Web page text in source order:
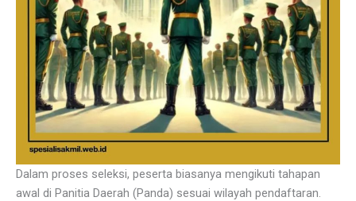
Dalam proses seleksi, peserta biasanya mengikuti tahapan
awal di Panitia Daerah (Panda) sesuai wilayah pendaftaran.